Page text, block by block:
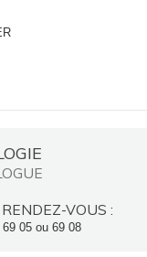
VOUS :
05 ou 69 08